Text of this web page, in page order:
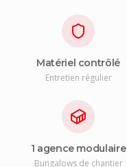
Matériel contrôlé
Entretien régulier
1 agence modulaire
Bungalows de chantier